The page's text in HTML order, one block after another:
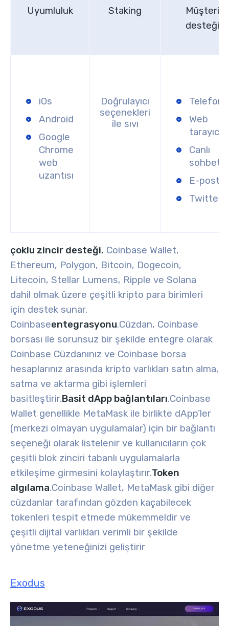
Uyumluluk Staking
Müşteri
desteği
iOs
Android
Google
Chrome
web
uzantısı
Doğrulayıcı
seçenekleri
ile sıvı
Telefon
Web
tarayıcısı
Canlı
sohbet
E-posta
Twitter
çoklu zincir desteği. Coinbase Wallet,
Ethereum, Polygon, Bitcoin, Dogecoin,
Litecoin, Stellar Lumens, Ripple ve Solana
dahil olmak üzere çeşitli kripto para birimleri
için destek sunar.
Coinbaseentegrasyonu.Cüzdan, Coinbase
borsası ile sorunsuz bir şekilde entegre olarak
Coinbase Cüzdanınız ve Coinbase borsa
hesaplarınız arasında kripto varlıkları satın alma,
satma ve aktarma gibi işlemleri
basitleştirir.Basit dApp bağlantıları.Coinbase
Wallet genellikle MetaMask ile birlikte dApp’ler
(merkezi olmayan uygulamalar) için bir bağlantı
seçeneği olarak listelenir ve kullanıcıların çok
çeşitli blok zinciri tabanlı uygulamalarla
etkileşime girmesini kolaylaştırır.Token
algılama.Coinbase Wallet, MetaMask gibi diğer
cüzdanlar tarafından gözden kaçabilecek
tokenleri tespit etmede mükemmeldir ve
çeşitli dijital varlıkları verimli bir şekilde
yönetme yeteneğinizi geliştirir
Exodus